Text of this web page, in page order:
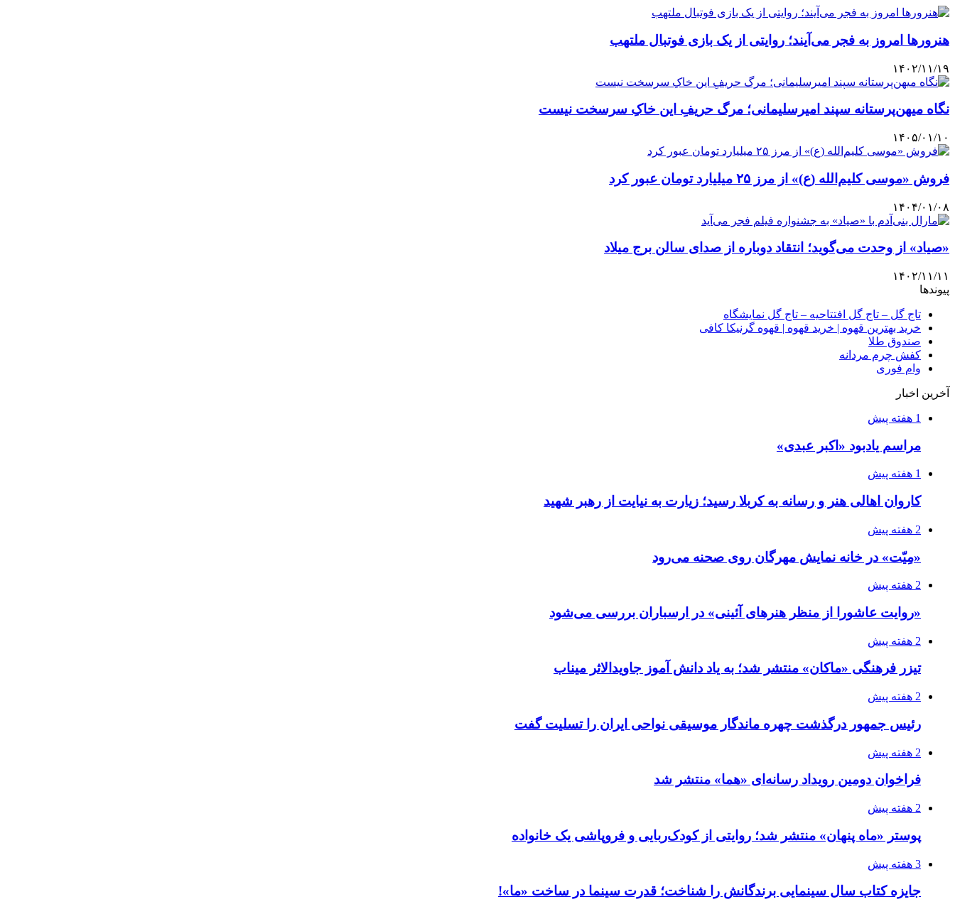
هنرورها امروز به فجر می‌آیند؛ روایتی از یک بازی فوتبال ملتهب
۱۴۰۲/۱۱/۱۹
نگاه میهن‌پرستانه سپند امیرسلیمانی؛ مرگ حریفِ این خاکِ سرسخت نیست
۱۴۰۵/۰۱/۱۰
فروش «موسی کلیم‌الله (ع)» از مرز ۲۵ میلیارد تومان عبور کرد
۱۴۰۴/۰۱/۰۸
«صیاد» از وحدت می‌گوید؛ انتقاد دوباره از صدای سالن برج میلاد
۱۴۰۲/۱۱/۱۱
پیوندها
تاج گل – تاج گل افتتاحیه – تاج گل نمایشگاه
خرید بهترین قهوه | خرید قهوه | قهوه گرنیکا کافی
صندوق طلا
کفش چرم مردانه
وام فوری
آخرین اخبار
1 هفته پیش
مراسم یادبود «اکبر عبدی»
1 هفته پیش
کاروان اهالی هنر و رسانه به کربلا رسید؛ زیارت به نیایت از رهبر شهید
2 هفته پیش
«مِیّت» در خانه نمایش مهرگان روی صحنه می‌رود
2 هفته پیش
«روایت عاشورا از منظر هنرهای آئینی» در ارسباران بررسی می‌شود
2 هفته پیش
تیزر فرهنگی «ماکان» منتشر شد؛ به یاد دانش آموز جاویدالاثر میناب
2 هفته پیش
رئیس جمهور درگذشت چهره ماندگار موسیقی نواحی ایران را تسلیت گفت
2 هفته پیش
فراخوان دومین رویداد رسانه‌ای «هما» منتشر شد
2 هفته پیش
پوستر «ماه پنهان» منتشر شد؛ روایتی از کودک‌ربایی و فروپاشی یک خانواده
3 هفته پیش
جایزه کتاب سال سینمایی برندگانش را شناخت؛ قدرت سینما در ساخت «ما»!